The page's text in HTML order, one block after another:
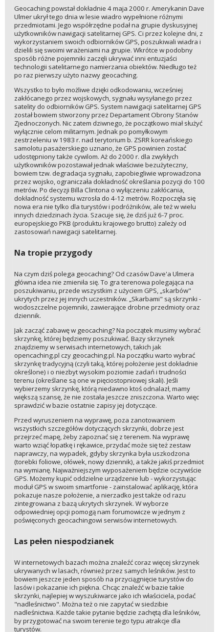
Geocaching powstał dokładnie 4 maja 2000 r. Amerykanin Dave
Ulmer ukrył tego dnia w lesie wiadro wypełnione różnymi
przedmiotami. Jego współrzędne podał na grupie dyskusyjnej
użytkowników nawigacji satelitarnej GPS. Ci przez kolejne dni, z
wykorzystaniem swoich odbiorników GPS, poszukiwali wiadra i
dzielili się swoimi wrażeniami na grupie. Wkrótce w podobny
sposób różne pojemniki zaczęli ukrywać inni entuzjaści
technologii satelitarnego namierzania obiektów. Niedługo też
po raz pierwszy użyto nazwy geocaching.
Wszystko to było możliwe dzięki odkodowaniu, wcześniej
zakłócanego przez wojskowych, sygnału wysyłanego przez
satelity do odbiorników GPS. System nawigacji satelitarnej GPS
został bowiem stworzony przez Departament Obrony Stanów
Zjednoczonych. Nic zatem dziwnego, że początkowo miał służyć
wyłącznie celom militarnym. Jednak po pomyłkowym
zestrzeleniu w 1983 r. nad terytorium b. ZSRR koreańskiego
samolotu pasażerskiego uznano, że GPS powinien zostać
udostępniony także cywilom. Aż do 2000 r. dla zwykłych
użytkowników pozostawał jednak właściwie bezużyteczny,
bowiem tzw. degradacja sygnału, zapobiegliwie wprowadzona
przez wojsko, ograniczała dokładność określania pozycji do 100
metrów. Po decyzji Billa Clintona o wyłączeniu zakłócania,
dokładność systemu wzrosła do 4-12 metrów. Rozpoczęła się
nowa era nie tylko dla turystów i podróżników, ale też w wielu
innych dziedzinach życia. Szacuje się, że dziś już 6-7 proc.
europejskiego PKB (produktu krajowego brutto) zależy od
zastosowań nawigacji satelitarnej.
Na tropie przygody
Na czym dziś polega geocaching? Od czasów Dave'a Ulmera
główna idea nie zmieniła się. To gra terenowa polegająca na
poszukiwaniu, przede wszystkim z użyciem GPS, „skarbów"
ukrytych przez jej innych uczestników. „Skarbami" są skrzynki -
wodoszczelne pojemniki, zawierające drobne przedmioty oraz
dziennik.
Jak zacząć zabawę w geocaching? Na początek musimy wybrać
skrzynkę, której będziemy poszukiwać. Bazy skrzynek
znajdziemy w serwisach internetowych, takich jak
opencaching.pl czy geocaching.pl. Na początku warto wybrać
skrzynkę tradycyjną (czyli taką, której położenie jest dokładnie
określone) i o niezbyt wysokim poziomie zadań i trudności
terenu (określane są one w pięciostopniowej skali). Jeśli
wybierzemy skrzynkę, którą niedawno ktoś odnalazł, mamy
większą szansę, że nie została jeszcze zniszczona. Warto więc
sprawdzić w bazie ostatnie zapisy jej dotyczące.
Przed wyruszeniem na wyprawę, poza zanotowaniem
wszystkich szczegółów dotyczących skrzynki, dobrze jest
przejrzeć mapę, żeby zapoznać się z terenem. Na wyprawę
warto wziąć łopatkę i rękawice, przydać może się też zestaw
naprawczy, na wypadek, gdyby skrzynka była uszkodzona
(torebki foliowe, ołówek, nowy dziennik), a także jakiś przedmiot
na wymianę. Najważniejszym wyposażeniem będzie oczywiście
GPS. Możemy kupić oddzielne urządzenie lub - wykorzystując
moduł GPS w swoim smartfonie - zainstalować aplikację, która
pokazuje nasze położenie, a nierzadko jest także od razu
zintegrowana z bazą ukrytych skrzynek. W wyborze
odpowiedniej opcji pomogą nam forumowicze w jednym z
poświęconych geocachingowi serwisów internetowych.
Las pełen niespodzianek
W internetowych bazach można znaleźć coraz więcej skrzynek
ukrywanych w lasach, również przez samych leśników. Jest to
bowiem jeszcze jeden sposób na przyciągnięcie turystów do
lasów i pokazanie ich piękna. Chcąc znaleźć w bazie takie
skrzynki, najlepiej w wyszukiwarce jako ich właściciela, podać
"nadleśnictwo". Można też o nie zapytać w siedzibie
nadleśnictwa. Każde takie pytanie będzie zachętą dla leśników,
by przygotować na swoim terenie tego typu atrakcje dla
turystów.